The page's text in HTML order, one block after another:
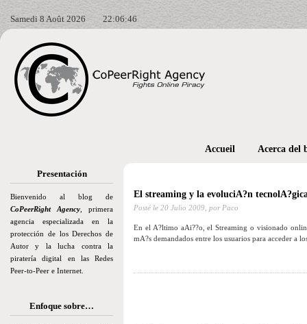
Samedi 8 Août 2026 22:06:48
Presentación
Bienvenido al blog de
CoPeerRight Agency , primera
agencia especializada en la
protección de los Derechos de
Autor y la lucha contra la
piratería digital en las Redes
Peer-to-Peer e Internet.
Enfoque sobre…
Accueil Acerca del
El streaming y la evoluciA?n
Posté le 20 Julio 2009, por Paco
En el A?ltimo aAi??o, el Streaming o visionado
mA?s demandados entre los usuarios para acceder a